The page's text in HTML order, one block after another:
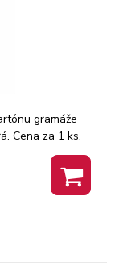
gramáže
Cena za 1 ks.